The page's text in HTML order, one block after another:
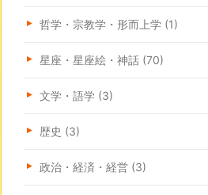
哲学・宗教学・形而上学 (1)
星座・星座絵・神話 (70)
文学・語学 (3)
歴史 (3)
政治・経済・経営 (3)